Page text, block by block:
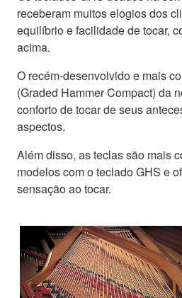
receberam muitos elogios dos
equilíbrio e facilidade de tocar,
acima.
O recém-desenvolvido e mais
(Graded Hammer Compact) da
conforto de tocar de seus
aspectos.
Além disso, as teclas são mais
modelos com o teclado GHS e
sensação ao tocar.